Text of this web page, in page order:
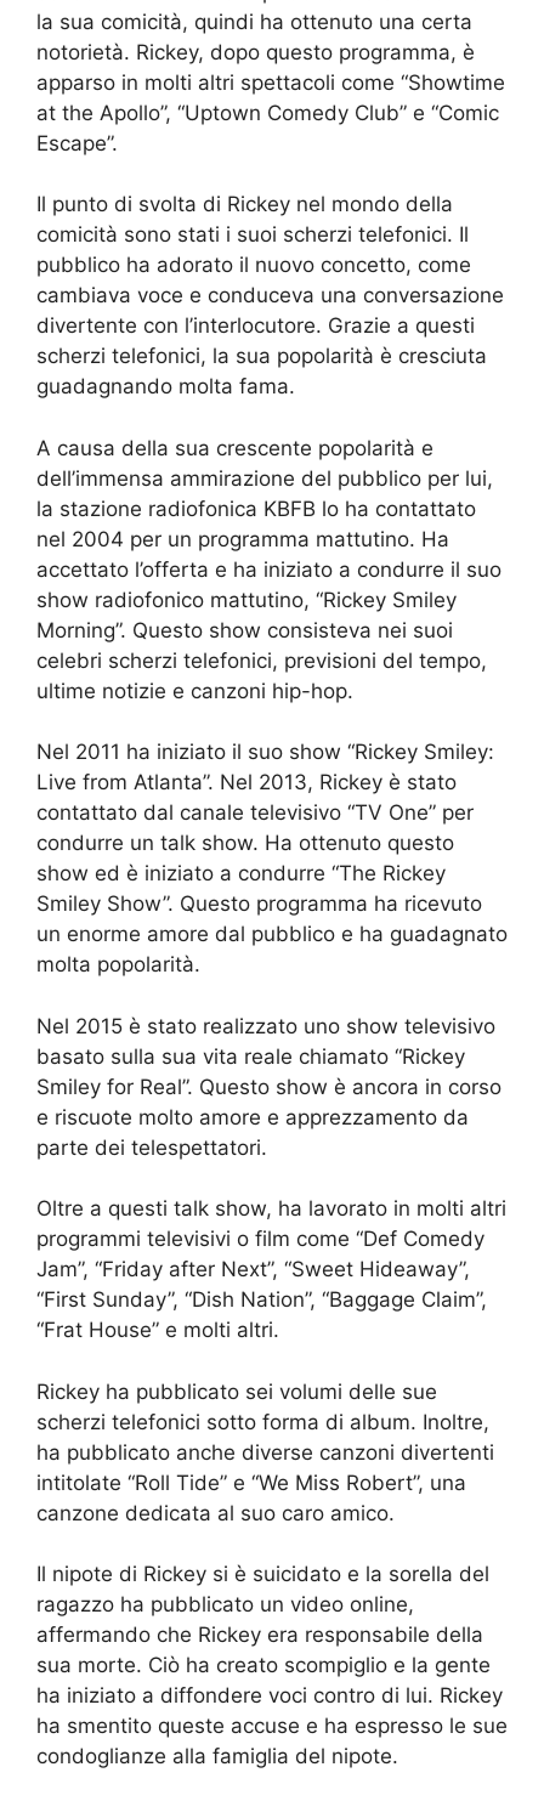
la sua comicità, quindi ha ottenuto una certa
notorietà. Rickey, dopo questo programma, è
apparso in molti altri spettacoli come “Showtime
at the Apollo”, “Uptown Comedy Club” e “Comic
Escape”.
Il punto di svolta di Rickey nel mondo della
comicità sono stati i suoi scherzi telefonici. Il
pubblico ha adorato il nuovo concetto, come
cambiava voce e conduceva una conversazione
divertente con l’interlocutore. Grazie a questi
scherzi telefonici, la sua popolarità è cresciuta
guadagnando molta fama.
A causa della sua crescente popolarità e
dell’immensa ammirazione del pubblico per lui,
la stazione radiofonica KBFB lo ha contattato
nel 2004 per un programma mattutino. Ha
accettato l’offerta e ha iniziato a condurre il suo
show radiofonico mattutino, “Rickey Smiley
Morning”. Questo show consisteva nei suoi
celebri scherzi telefonici, previsioni del tempo,
ultime notizie e canzoni hip-hop.
Nel 2011 ha iniziato il suo show “Rickey Smiley:
Live from Atlanta”. Nel 2013, Rickey è stato
contattato dal canale televisivo “TV One” per
condurre un talk show. Ha ottenuto questo
show ed è iniziato a condurre “The Rickey
Smiley Show”. Questo programma ha ricevuto
un enorme amore dal pubblico e ha guadagnato
molta popolarità.
Nel 2015 è stato realizzato uno show televisivo
basato sulla sua vita reale chiamato “Rickey
Smiley for Real”. Questo show è ancora in corso
e riscuote molto amore e apprezzamento da
parte dei telespettatori.
Oltre a questi talk show, ha lavorato in molti altri
programmi televisivi o film come “Def Comedy
Jam”, “Friday after Next”, “Sweet Hideaway”,
“First Sunday”, “Dish Nation”, “Baggage Claim”,
“Frat House” e molti altri.
Rickey ha pubblicato sei volumi delle sue
scherzi telefonici sotto forma di album. Inoltre,
ha pubblicato anche diverse canzoni divertenti
intitolate “Roll Tide” e “We Miss Robert”, una
canzone dedicata al suo caro amico.
Il nipote di Rickey si è suicidato e la sorella del
ragazzo ha pubblicato un video online,
affermando che Rickey era responsabile della
sua morte. Ciò ha creato scompiglio e la gente
ha iniziato a diffondere voci contro di lui. Rickey
ha smentito queste accuse e ha espresso le sue
condoglianze alla famiglia del nipote.